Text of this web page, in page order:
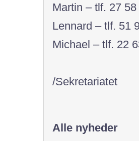
Martin – tlf. 27
Lennard – tlf. 51
Michael – tlf. 22
/Sekretariatet
Alle nyheder